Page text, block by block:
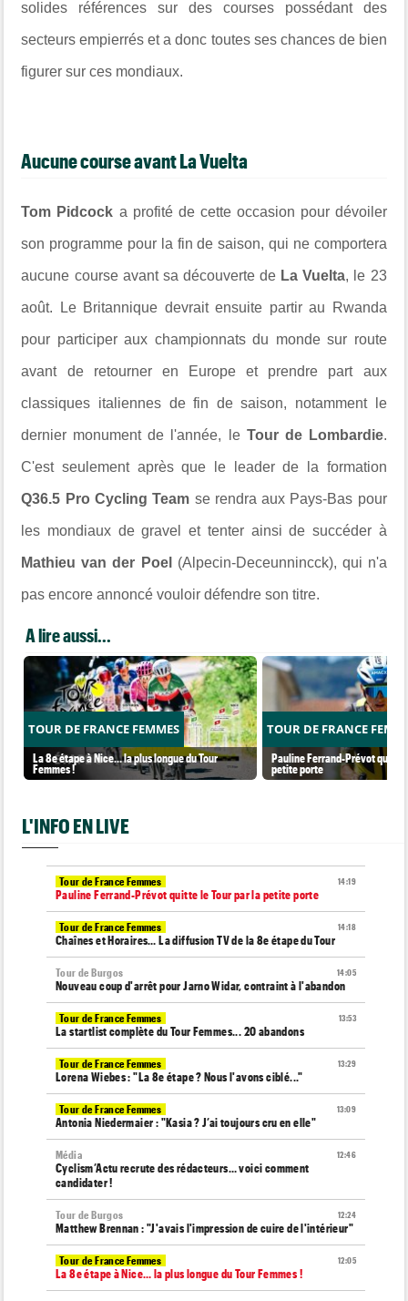
solides références sur des courses possédant des
secteurs empierrés et a donc toutes ses chances de bien
figurer sur ces mondiaux.
Aucune course avant La Vuelta
Tom Pidcock a profité de cette occasion pour dévoiler
son programme pour la fin de saison, qui ne comportera
aucune course avant sa découverte de La Vuelta, le 23
août. Le Britannique devrait ensuite partir au Rwanda
pour participer aux championnats du monde sur route
avant de retourner en Europe et prendre part aux
classiques italiennes de fin de saison, notamment le
dernier monument de l'année, le Tour de Lombardie.
C'est seulement après que le leader de la formation
Q36.5 Pro Cycling Team se rendra aux Pays-Bas pour
les mondiaux de gravel et tenter ainsi de succéder à
Mathieu van der Poel (Alpecin-Deceunnincck), qui n'a
pas encore annoncé vouloir défendre son titre.
A lire aussi...
TOUR DE FRANCE FEMMES
La 8e étape à Nice… la plus longue du Tour
Femmes !
TOUR DE FRANCE
Pauline Ferrand-Prévot quitte
petite porte
L'INFO EN LIVE
14:19
Tour de France Femmes
Pauline Ferrand-Prévot quitte le Tour par la petite porte
14:18
Tour de France Femmes
Chaînes et Horaires… La diffusion TV de la 8e étape du Tour
14:05
Tour de Burgos
Nouveau coup d'arrêt pour Jarno Widar, contraint à l'abandon
13:53
Tour de France Femmes
La startlist complète du Tour Femmes... 20 abandons
13:29
Tour de France Femmes
Lorena Wiebes : "La 8e étape ? Nous l'avons ciblé..."
13:09
Tour de France Femmes
Antonia Niedermaier : "Kasia ? J’ai toujours cru en elle"
12:46
Média
Cyclism’Actu recrute des rédacteurs… voici comment
candidater !
12:24
Tour de Burgos
Matthew Brennan : "J'avais l'impression de cuire de l'intérieur"
12:05
Tour de France Femmes
La 8e étape à Nice… la plus longue du Tour Femmes !